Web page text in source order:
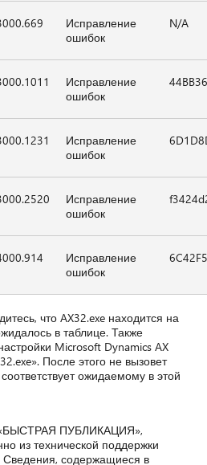
Исправление
ошибок
N/A
Исправление
ошибок
Исправление
ошибок
Исправление
ошибок
Исправление
ошибок
что AX32.exe находится на
в таблице. Также
Microsoft Dynamics AX
После этого не вызовет
ожидаемому в этой
«БЫСТРАЯ ПУБЛИКАЦИЯ»,
из технической поддержки
содержащиеся в